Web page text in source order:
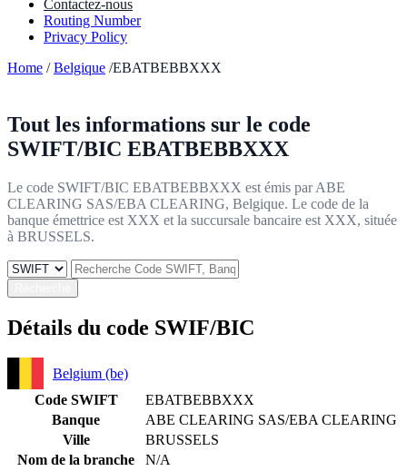
Contactez-nous
Routing Number
Privacy Policy
Home /Belgique /EBATBEBBXXX
Tout les informations sur le code
SWIFT/BIC EBATBEBBXXX
Le code SWIFT/BIC EBATBEBBXXX est émis par ABE
CLEARING SAS/EBA CLEARING, Belgique. Le code de la
banque émettrice est XXX et la succursale bancaire est XXX, située
à BRUSSELS.
Détails du code SWIF/BIC
Belgium (be)
Code SWIFT
EBATBEBBXXX
Banque
ABE CLEARING SAS/EBA CLEARING
Ville
BRUSSELS
Nom de la branche
N/A